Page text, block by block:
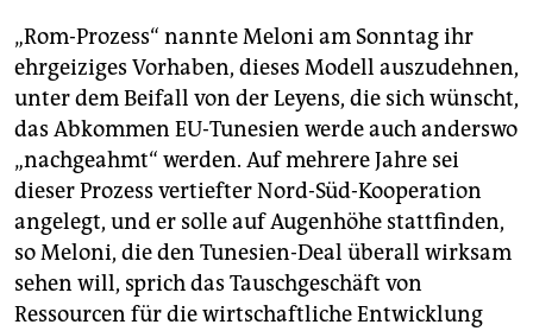
„Rom-Prozess“ nannte Meloni am Sonntag ihr
ehrgeiziges Vorhaben, dieses Modell auszudehnen,
unter dem Beifall von der Leyens, die sich wünscht,
das Abkommen EU-Tunesien werde auch anderswo
„nachgeahmt“ werden. Auf mehrere Jahre sei
dieser Prozess vertiefter Nord-Süd-Kooperation
angelegt, und er solle auf Augenhöhe stattfinden,
so Meloni, die den Tunesien-Deal überall wirksam
sehen will, sprich das Tauschgeschäft von
Ressourcen für die wirtschaftliche Entwicklung